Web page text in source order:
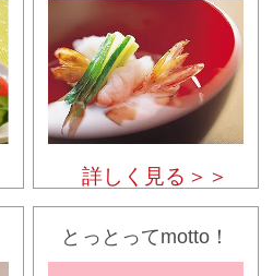
詳しく見る＞＞
とっとってmotto！